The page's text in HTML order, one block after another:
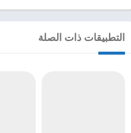
التطبيقات ذات الصلة